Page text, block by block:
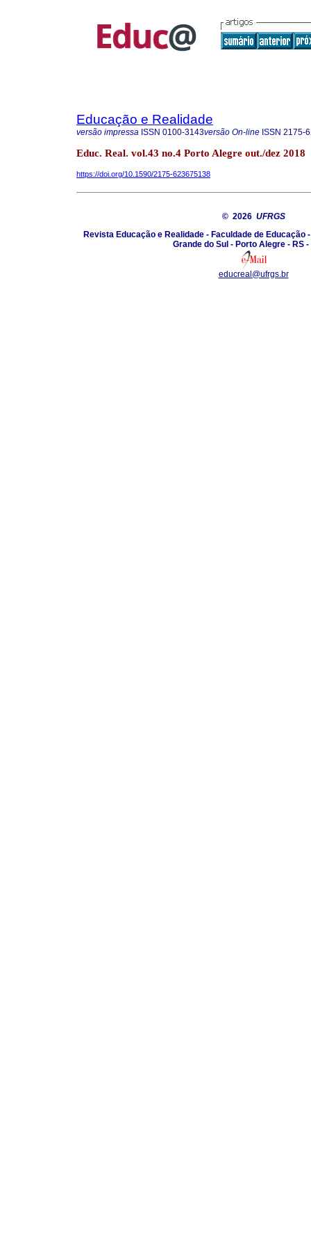
Educação e Realidade
versão impressa ISSN 0100-3143versão On-line ISSN 2175-
Educ. Real. vol.43 no.4 Porto Alegre out./dez 2018
https://doi.org/10.1590/2175-623675138
© 2026 UFRGS
Revista Educação e Realidade - Faculdade de Educação
Grande do Sul - Porto Alegre - RS
educreal@ufrgs.br